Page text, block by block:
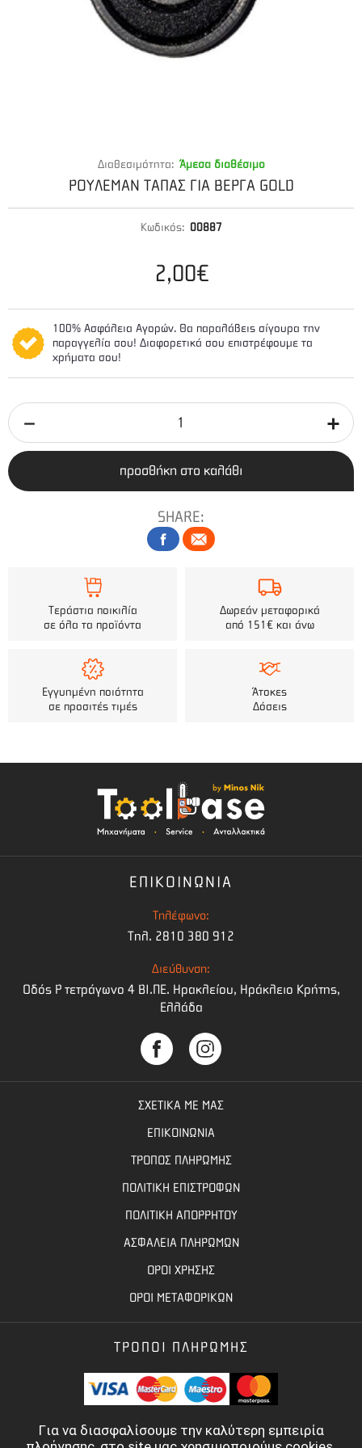
Για να διασφαλίσουμε την καλύτερη εμπειρία
Διαθεσιμότητα: Άμεσα διαθέσιμο
ΡΟΥΛΕΜΑΝ ΤΑΠΑΣ ΓΙΑ ΒΕΡΓΑ GOLD
Κωδικός: 00887
2,00€
100% Ασφάλεια Αγορών. Θα παραλάβεις σίγουρα την
παραγγελία σου! Διαφορετικά σου επιστρέφουμε τα
χρήματα σου!
προσθήκη στο καλάθι
SHARE:
Τεράστια ποικιλία
σε όλα τα προϊόντα
Δωρεάν μεταφορικά
από 151€ και άνω
Εγγυημένη ποιότητα
σε προσιτές τιμές
Άτοκες
Δόσεις
ΕΠΙΚΟΙΝΩΝΙΑ
Τηλέφωνο:
Τηλ. 2810 380 912
Διεύθυνση:
Οδός Ρ τετράγωνο 4 BI.ΠΕ. Ηρακλείου, Ηράκλειο Κρήτης,
Ελλάδα
ΣΧΕΤΙΚΑ ΜΕ ΜΑΣ
ΕΠΙΚΟΙΝΩΝΙΑ
ΤΡΟΠΟΣ ΠΛΗΡΩΜΗΣ
ΠΟΛΙΤΙΚΗ ΕΠΙΣΤΡΟΦΩΝ
ΠΟΛΙΤΙΚΗ ΑΠΟΡΡΗΤΟΥ
ΑΣΦΑΛΕΙΑ ΠΛΗΡΩΜΩΝ
ΟΡΟΙ ΧΡΗΣΗΣ
ΟΡΟΙ ΜΕΤΑΦΟΡΙΚΩΝ
ΤΡΟΠΟΙ ΠΛΗΡΩΜΗΣ